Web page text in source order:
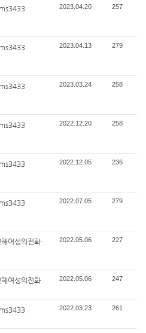
2023.04.20 257
2023.04.13 279
2023.03.24 258
2022.12.20 258
2022.12.05 236
2022.07.05 279
해여성의전화 2022.05.06 227
해여성의전화 2022.05.06 247
2022.03.23 261